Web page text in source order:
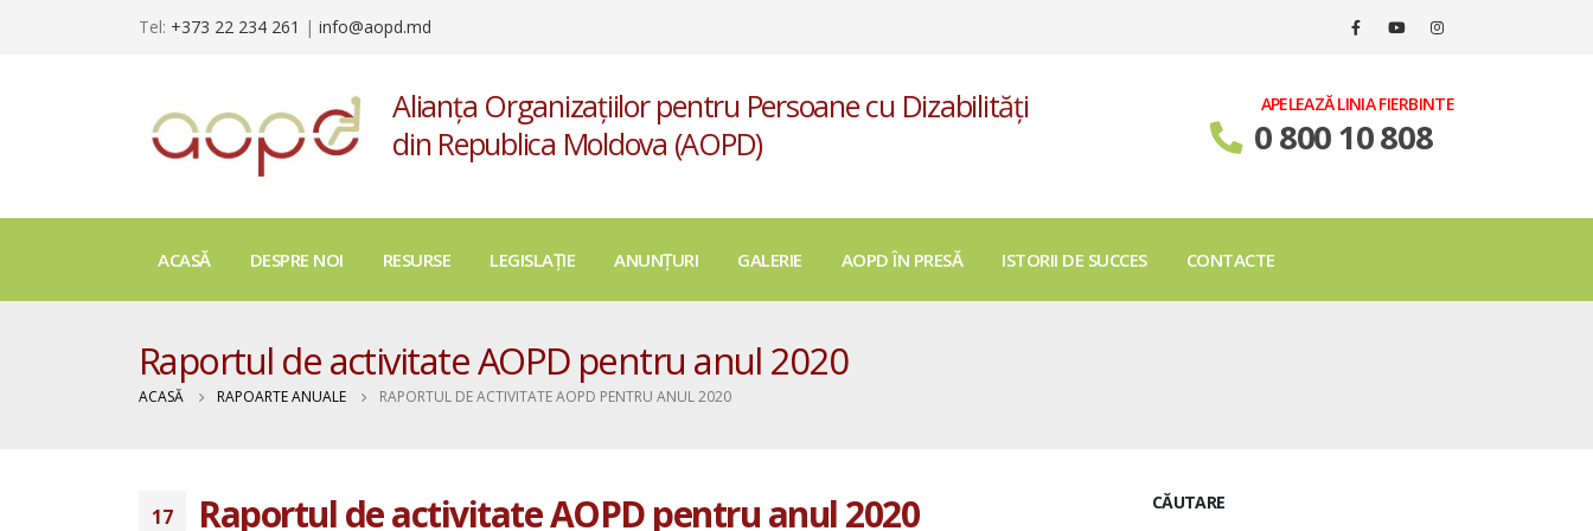
Tel: +373 22 234 261 | info@aopd.md
Alianța Organizațiilor pentru Persoane cu Dizabilități
din Republica Moldova (AOPD)
APELEAZĂ LINIA FIERBINTE
0 800 10 808
ACASĂ DESPRE NOI RESURSE LEGISLAȚIE ANUNȚURI GALERIE AOPD ÎN PRESĂ ISTORII DE SUCCES CONTACTE
Raportul de activitate AOPD pentru anul 2020
ACASĂ RAPOARTE ANUALE RAPORTUL DE ACTIVITATE AOPD PENTRU ANUL 2020
17 Raportul de activitate AOPD pentru anul 2020 CĂUTARE